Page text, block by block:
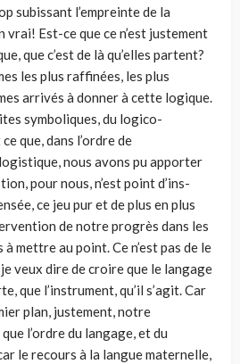
subissant l’empreinte de la
vrai! Est-ce que ce n’est justement
que c’est de là qu’elles partent?
les plus raffinées, les plus
arrivés à donner à cette logique.
symboliques, du logico-
que, dans l’ordre de
nous avons pu apporter
pour nous, n’est point d’ins­
ce jeu pur et de plus en plus
de notre progrès dans les
mettre au point. Ce n’est pas de le
veux dire de croire que le lan­gage
que l’instrument, qu’il s’agit. Car
plan, justement, notre
l’ordre du lan­gage, et du
le recours à la langue maternelle,